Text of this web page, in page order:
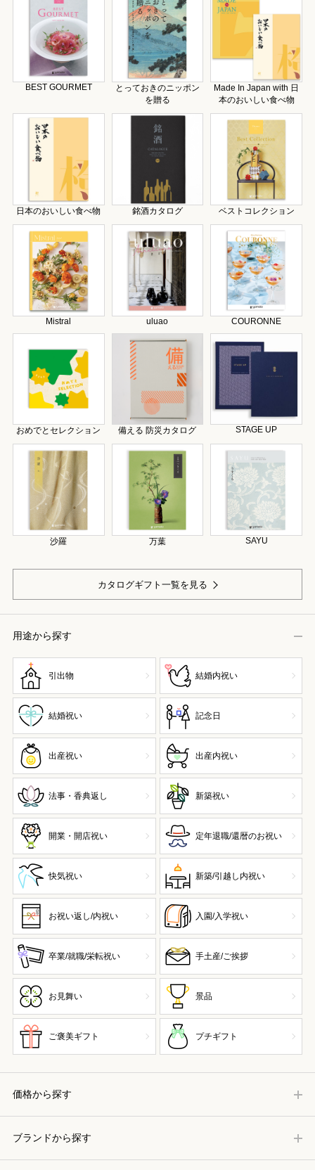
BEST GOURMET
とっておきのニッポン
を贈る
Made In Japan with 日
本のおいしい食べ物
日本のおいしい食べ物 銘酒カタログ ベストコレクション
Mistral uluao COURONNE
おめでとセレクション 備える 防災カタログ STAGE UP
沙羅 万葉 SAYU
カタログギフト一覧を見る
用途から探す
引出物 結婚内祝い
結婚祝い 記念日
出産祝い 出産内祝い
法事・香典返し 新築祝い
開業・開店祝い 定年退職/還暦のお祝い
快気祝い 新築/引越し内祝い
お祝い返し/内祝い 入園/入学祝い
卒業/就職/栄転祝い 手土産/ご挨拶
お見舞い 景品
ご褒美ギフト プチギフト
価格から探す
ブランドから探す